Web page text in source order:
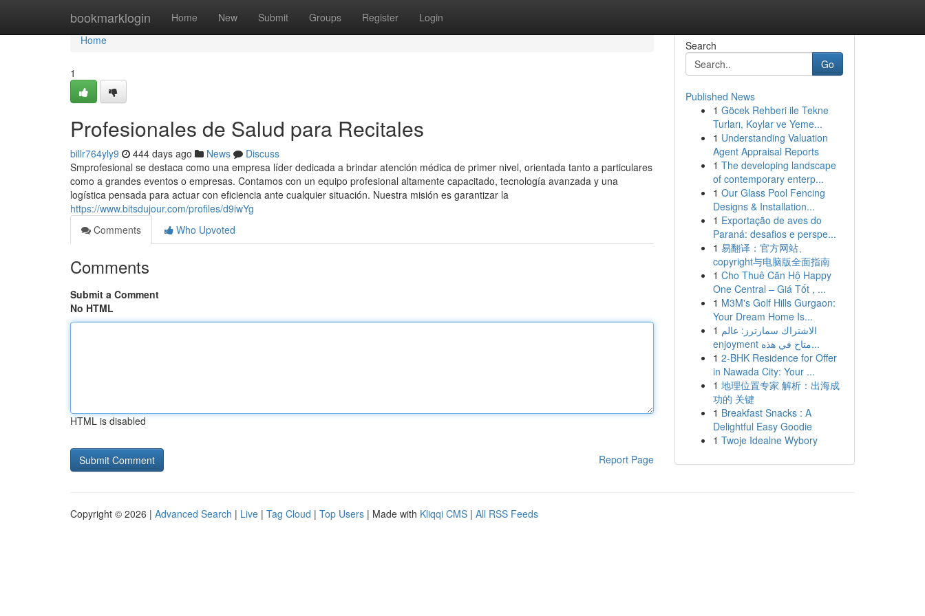
bookmarklogin Home New Submit Groups Register Login
Home
Home
1
Profesionales de Salud para Recitales
billr764yly9 444 days ago News
Discuss
Smprofesional se destaca como una empresa líder dedicada a brindar atención médica de primer nivel, orientada tanto a particulares
como a grandes eventos o empresas. Contamos con un equipo profesional altamente capacitado, tecnología avanzada y una
logística pensada para actuar con eficiencia ante cualquier situación. Nuestra misión es garantizar la
https://www.bitsdujour.com/profiles/d9iwYg
Comments
Who Upvoted
Comments
Submit a Comment
No HTML
HTML is disabled
Report Page
Search
Go
Published News
1 Göcek Rehberi ile Tekne
Turları, Koylar ve Yeme...
1 Understanding Valuation
Agent Appraisal Reports
1 The developing landscape
of contemporary enterp...
1 Our Glass Pool Fencing
Designs & Installation...
1 Exportação de aves do
Paraná: desafios e perspe...
1 易翻译：官方网站、
copyright与电脑版全面指南
1 Cho Thuê Căn Hộ Happy
One Central – Giá Tốt , ...
1 M3M's Golf Hills Gurgaon:
Your Dream Home Is...
1 الاشتراك سمارترز: عالم
enjoyment متاح في هذه...
1 2-BHK Residence for Offer
in Nawada City: Your ...
1 地理位置专家 解析：出海成
功的 关键
1 Breakfast Snacks : A
Delightful Easy Goodie
1 Twoje Idealne Wybory
Copyright © 2026 | Advanced Search | Live | Tag Cloud | Top Users | Made with Kliqqi CMS | All RSS Feeds